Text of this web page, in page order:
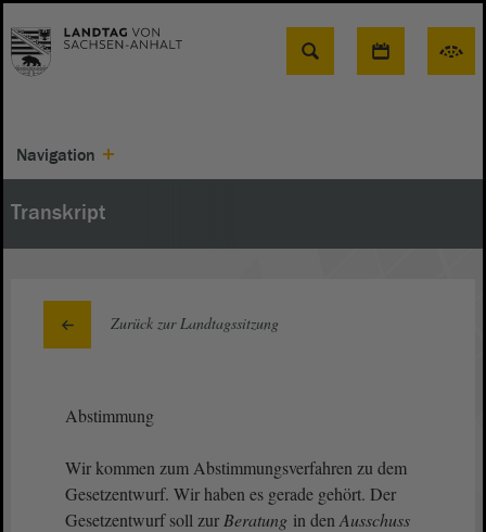
Suche
Navigation
Transkript
Zurück zur Landtagssitzung
Abstimmung
Wir kommen zum Abstimmungsverfahren zu dem
Gesetzentwurf. Wir haben es gerade gehört. Der
Gesetzentwurf soll zur Beratung in den Ausschuss